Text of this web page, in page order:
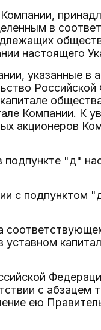
Компании,
в
настоящего
указанные в
Компании. К
акционеров
подпункте "д"
с подпунктом
с абзацем
ею